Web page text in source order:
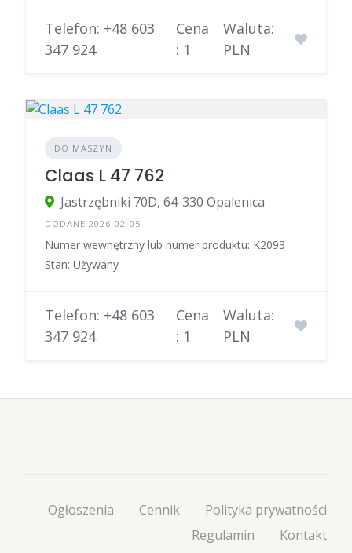
Telefon: +48 603
347 924
Cena
: 1
Waluta:
PLN
DO MASZYN
Claas L 47 762
Jastrzębniki 70D, 64-330 Opalenica
DODANE 2026-02-05
Numer wewnętrzny lub numer produktu: K2093
Stan: Używany
Telefon: +48 603
347 924
Cena
: 1
Waluta:
PLN
Ogłoszenia Cennik
Polityka prywatności
Regulamin
Kontakt